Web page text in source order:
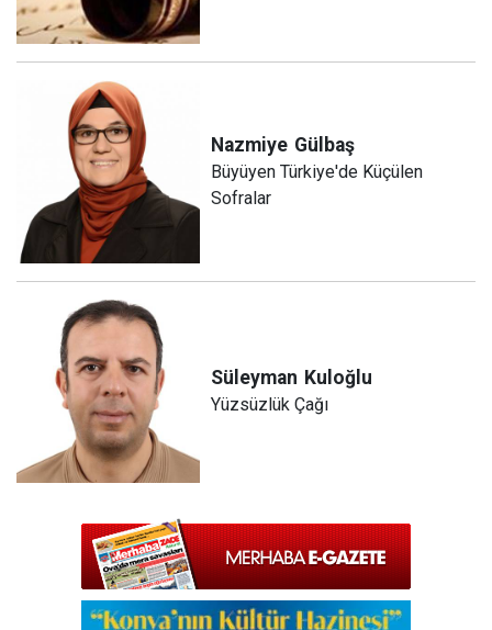
Nazmiye Gülbaş
Büyüyen Türkiye'de Küçülen
Sofralar
Süleyman Kuloğlu
Yüzsüzlük Çağı